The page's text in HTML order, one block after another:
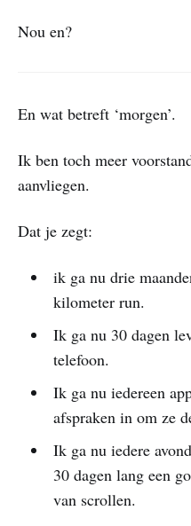
Nou en?
En wat betreft ‘morgen’.
Ik ben toch meer
aanvliegen.
Dat je zegt:
ik ga nu drie
kilometer run.
Ik ga nu 30 dagen
telefoon.
Ik ga nu iedereen
afspraken in om ze
Ik ga nu iedere
30 dagen lang een
van scrollen.